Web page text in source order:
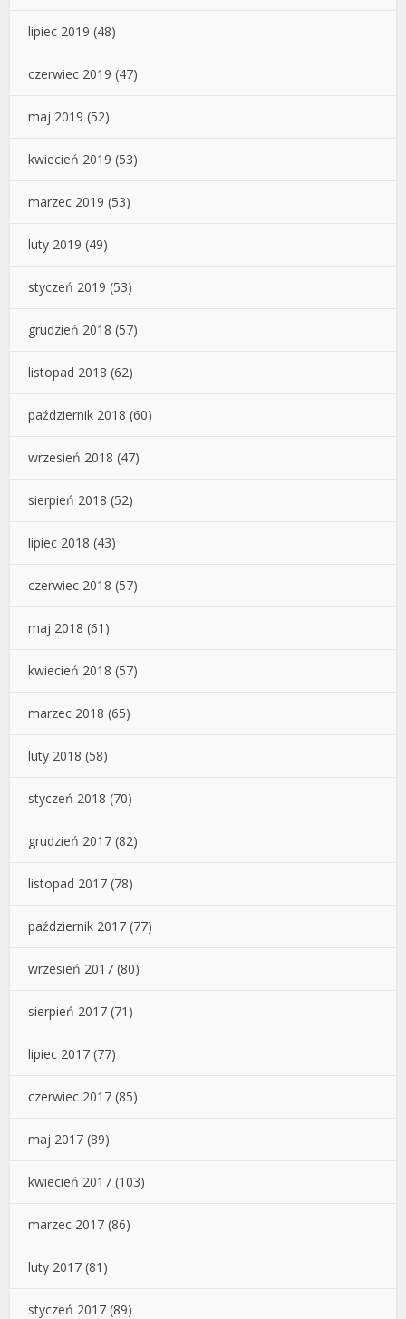
lipiec 2019 (48)
czerwiec 2019 (47)
maj 2019 (52)
kwiecień 2019 (53)
marzec 2019 (53)
luty 2019 (49)
styczeń 2019 (53)
grudzień 2018 (57)
listopad 2018 (62)
październik 2018 (60)
wrzesień 2018 (47)
sierpień 2018 (52)
lipiec 2018 (43)
czerwiec 2018 (57)
maj 2018 (61)
kwiecień 2018 (57)
marzec 2018 (65)
luty 2018 (58)
styczeń 2018 (70)
grudzień 2017 (82)
listopad 2017 (78)
październik 2017 (77)
wrzesień 2017 (80)
sierpień 2017 (71)
lipiec 2017 (77)
czerwiec 2017 (85)
maj 2017 (89)
kwiecień 2017 (103)
marzec 2017 (86)
luty 2017 (81)
styczeń 2017 (89)